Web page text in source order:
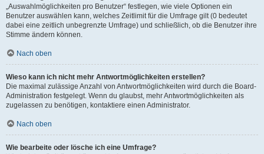
„Auswahlmöglichkeiten pro Benutzer“ festlegen, wie viele Optionen ein
Benutzer auswählen kann, welches Zeitlimit für die Umfrage gilt (0 bedeutet
dabei eine zeitlich unbegrenzte Umfrage) und schließlich, ob die Benutzer ihre
Stimme ändern können.
Nach oben
Wieso kann ich nicht mehr Antwortmöglichkeiten erstellen?
Die maximal zulässige Anzahl von Antwortmöglichkeiten wird durch die Board-
Administration festgelegt. Wenn du glaubst, mehr Antwortmöglichkeiten als
zugelassen zu benötigen, kontaktiere einen Administrator.
Nach oben
Wie bearbeite oder lösche ich eine Umfrage?